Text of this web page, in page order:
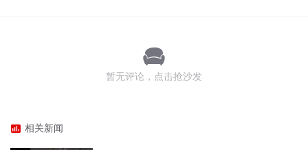
暂无评论，点击抢沙发
相关新闻